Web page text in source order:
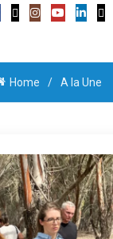
Home A la Une